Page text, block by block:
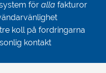
för alla fakturor
koll på fordringarna
kontakt